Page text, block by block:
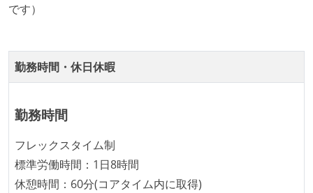
です）
勤務時間・休日休暇
勤務時間
フレックスタイム制
標準労働時間：1日8時間
休憩時間：60分(コアタイム内に取得)